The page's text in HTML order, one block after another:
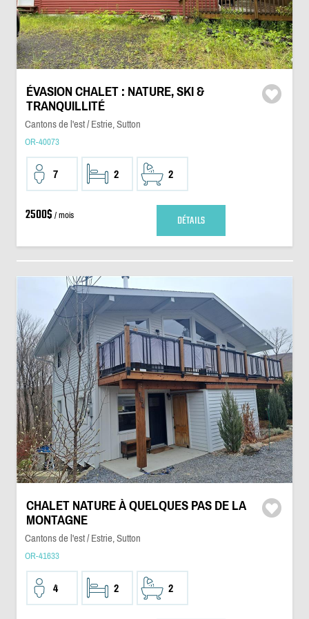
ÉVASION CHALET : NATURE, SKI &
TRANQUILLITÉ
Cantons de l'est / Estrie, Sutton
OR-40073
7 2 2
2500$ / mois DÉTAILS
CHALET NATURE À QUELQUES PAS DE LA
MONTAGNE
Cantons de l'est / Estrie, Sutton
OR-41633
4 2 2